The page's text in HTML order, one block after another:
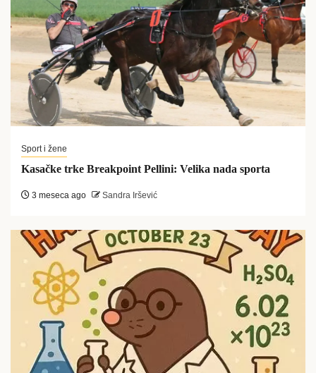
Sport i žene
Kasačke trke Breakpoint Pellini: Velika nada sporta
3 meseca ago Sandra Iršević